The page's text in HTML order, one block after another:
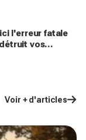
l'erreur fatale
vos
Voir + d'articles